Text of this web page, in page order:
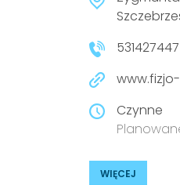
531427447
Czynne
WIĘCEJ